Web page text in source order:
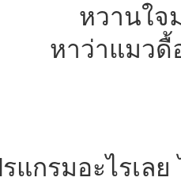
หวานใจ
หาว่าแมว
แกรมอะไรเล